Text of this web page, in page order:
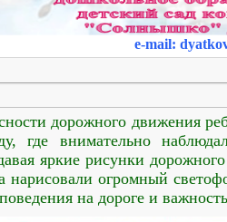
e-mail:
дорожного движения
где внимательно
яркие рисунки
огромный
на дороге и